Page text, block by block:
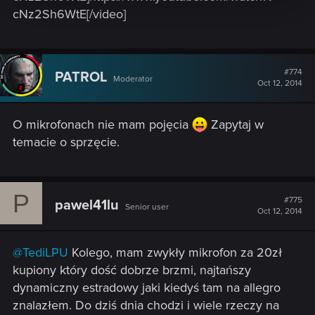
cNz2Sh6WtE[/video]
PATROL Moderator
#774
Oct 12, 2014
O mikrofonach nie mam pojęcia
Zapytaj w
temacie o sprzęcie.
P pawel41lu Senior user
#775
Oct 12, 2014
@TediLPU Kolego, mam zwykły mikrofon za 20zł
kupiony który dość dobrze brzmi, najtańszy
dynamiczny estradowy jaki kiedyś tam na allegro
znalazłem. Do dziś dnia chodzi i wiele rzeczy na